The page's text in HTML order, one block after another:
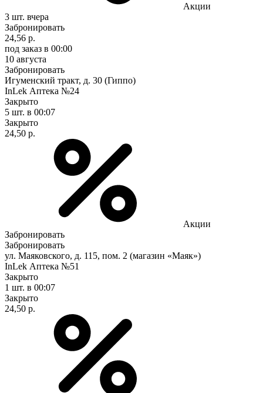
Акции
3 шт. вчера
Забронировать
24,56 р.
под заказ в 00:00
10 августа
Забронировать
Игуменский тракт, д. 30 (Гиппо)
InLek Аптека №24
Закрыто
5 шт. в 00:07
Закрыто
24,50 р.
Акции
Забронировать
Забронировать
ул. Маяковского, д. 115, пом. 2 (магазин «Маяк»)
InLek Аптека №51
Закрыто
1 шт. в 00:07
Закрыто
24,50 р.